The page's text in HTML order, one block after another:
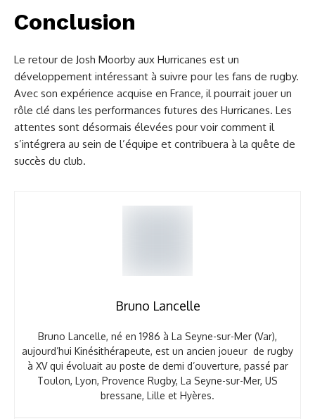
Conclusion
Le retour de Josh Moorby aux Hurricanes est un
développement intéressant à suivre pour les fans de rugby.
Avec son expérience acquise en France, il pourrait jouer un
rôle clé dans les performances futures des Hurricanes. Les
attentes sont désormais élevées pour voir comment il
s’intégrera au sein de l’équipe et contribuera à la quête de
succès du club.
Bruno Lancelle
Bruno Lancelle, né en 1986 à La Seyne-sur-Mer (Var),
aujourd’hui Kinésithérapeute, est un ancien joueur de rugby
à XV qui évoluait au poste de demi d’ouverture, passé par
Toulon, Lyon, Provence Rugby, La Seyne-sur-Mer, US
bressane, Lille et Hyères.